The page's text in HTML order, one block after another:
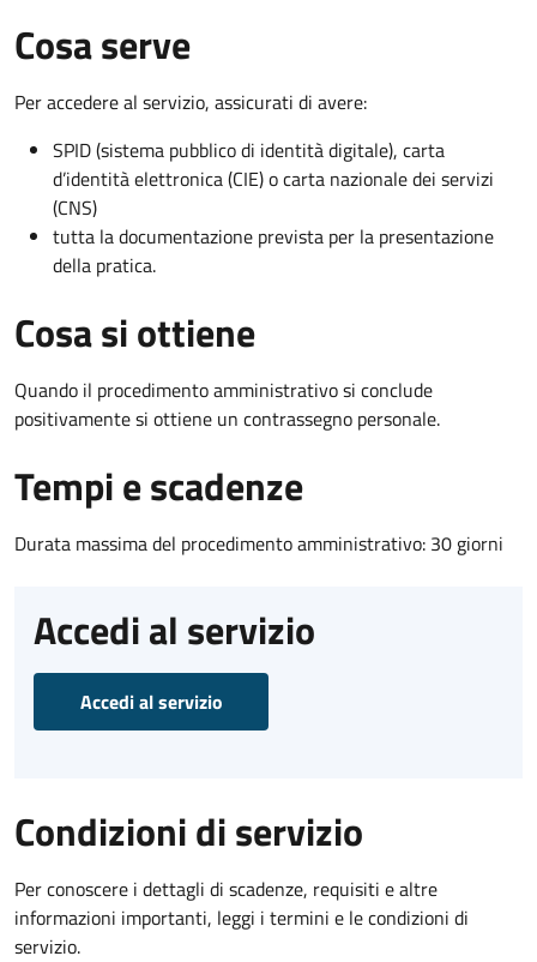
Cosa serve
Per accedere al servizio, assicurati di avere:
SPID (sistema pubblico di identità digitale), carta
d’identità elettronica (CIE) o carta nazionale dei servizi
(CNS)
tutta la documentazione prevista per la presentazione
della pratica.
Cosa si ottiene
Quando il procedimento amministrativo si conclude
positivamente si ottiene un contrassegno personale.
Tempi e scadenze
Durata massima del procedimento amministrativo: 30 giorni
Accedi al servizio
Accedi al servizio
Condizioni di servizio
Per conoscere i dettagli di scadenze, requisiti e altre
informazioni importanti, leggi i termini e le condizioni di
servizio.